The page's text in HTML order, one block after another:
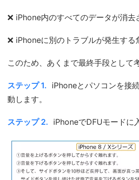
❌ iPhone内のすべてのデータが消去
❌ iPhoneに別のトラブルが発生する
このため、あくまで最終手段として
ステップ 1. iPhoneとパソコンを接
動します。
ステップ 2. iPhoneでDFUモードに